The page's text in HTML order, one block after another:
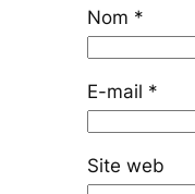
Nom *
E-mail *
Site web